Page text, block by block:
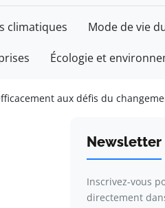
climatiques Mode de vie
Écologie et
aux défis du
Newsletter
Inscrivez-vous
directement